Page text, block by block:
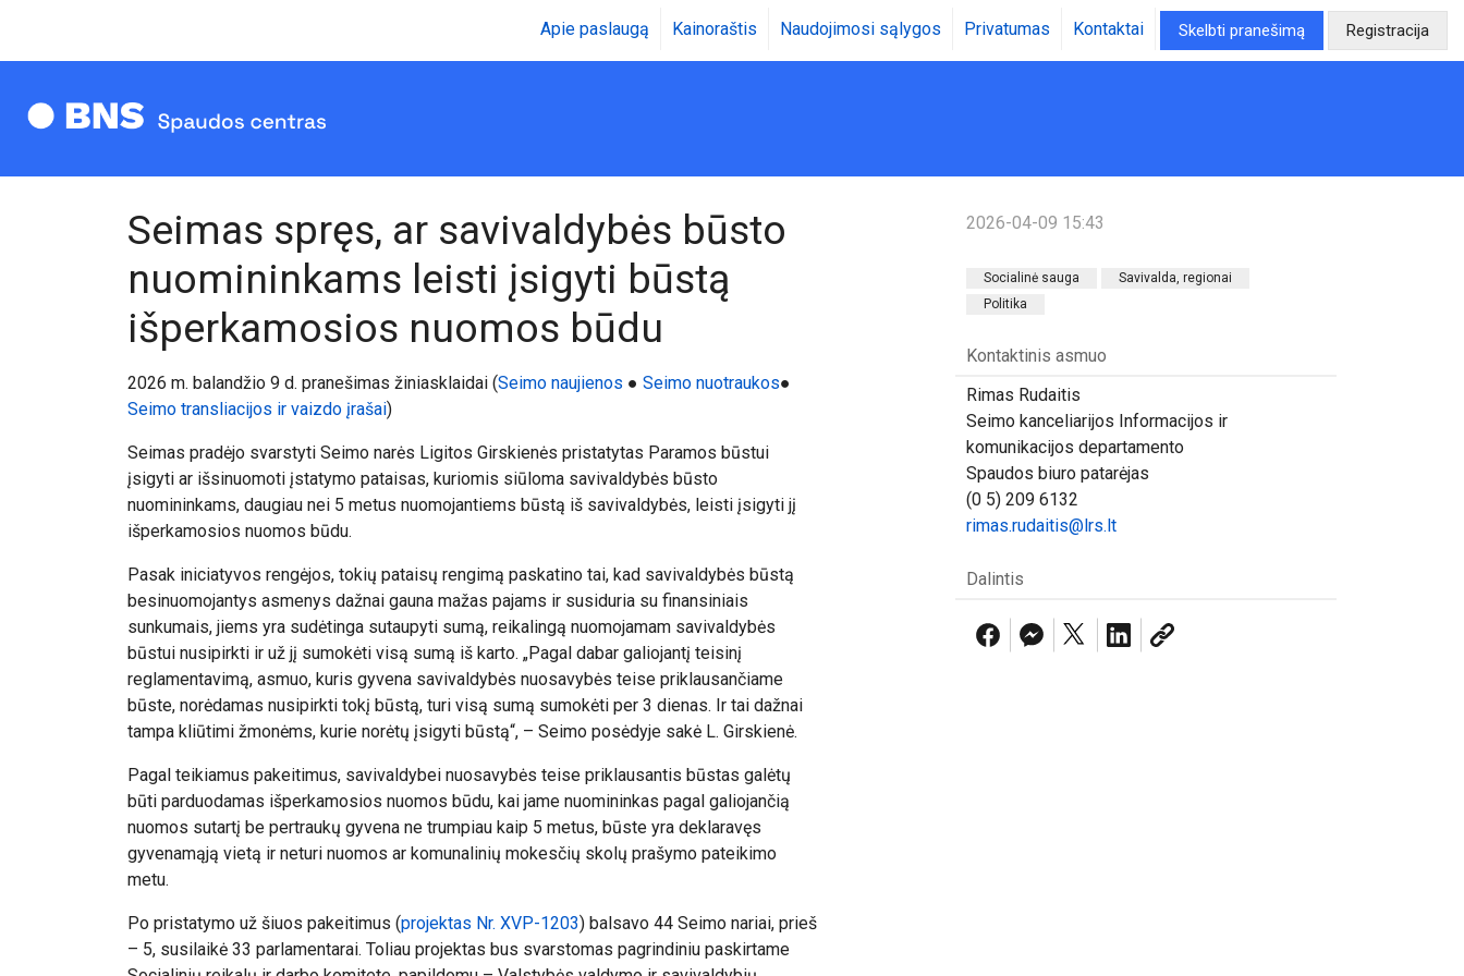
Apie paslaugą Kainoraštis Naudojimosi sąlygos Privatumas Kontaktai Skelbti pranešimą Registracija
Seimas spręs, ar savivaldybės būsto
nuomininkams leisti įsigyti būstą
išperkamosios nuomos būdu
2026 m. balandžio 9 d. pranešimas žiniasklaidai (Seimo naujienos ● Seimo nuotraukos●
Seimo transliacijos ir vaizdo įrašai)
Seimas pradėjo svarstyti Seimo narės Ligitos Girskienės pristatytas Paramos būstui
įsigyti ar išsinuomoti įstatymo pataisas, kuriomis siūloma savivaldybės būsto
nuomininkams, daugiau nei 5 metus nuomojantiems būstą iš savivaldybės, leisti įsigyti jį
išperkamosios nuomos būdu.
Pasak iniciatyvos rengėjos, tokių pataisų rengimą paskatino tai, kad savivaldybės būstą
besinuomojantys asmenys dažnai gauna mažas pajams ir susiduria su finansiniais
sunkumais, jiems yra sudėtinga sutaupyti sumą, reikalingą nuomojamam savivaldybės
būstui nusipirkti ir už jį sumokėti visą sumą iš karto. „Pagal dabar galiojantį teisinį
reglamentavimą, asmuo, kuris gyvena savivaldybės nuosavybės teise priklausančiame
būste, norėdamas nusipirkti tokį būstą, turi visą sumą sumokėti per 3 dienas. Ir tai dažnai
tampa kliūtimi žmonėms, kurie norėtų įsigyti būstą“, – Seimo posėdyje sakė L. Girskienė.
Pagal teikiamus pakeitimus, savivaldybei nuosavybės teise priklausantis būstas galėtų
būti parduodamas išperkamosios nuomos būdu, kai jame nuomininkas pagal galiojančią
nuomos sutartį be pertraukų gyvena ne trumpiau kaip 5 metus, būste yra deklaravęs
gyvenamąją vietą ir neturi nuomos ar komunalinių mokesčių skolų prašymo pateikimo
metu.
Po pristatymo už šiuos pakeitimus (projektas Nr. XVP-1203) balsavo 44 Seimo nariai, prieš
– 5, susilaikė 33 parlamentarai. Toliau projektas bus svarstomas pagrindiniu paskirtame
2026-04-09 15:43
Socialinė sauga
Savivalda, regionai
Politika
Kontaktinis asmuo
Rimas Rudaitis
Seimo kanceliarijos Informacijos ir
komunikacijos departamento
Spaudos biuro patarėjas
(0 5) 209 6132
rimas.rudaitis@lrs.lt
Dalintis